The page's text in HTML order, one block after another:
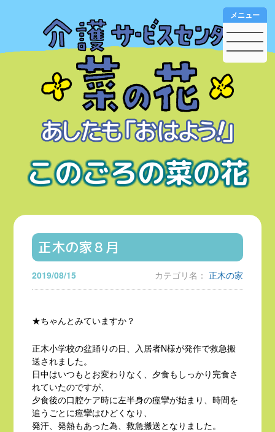
このごろの菜の花
メニュー
正木の家８月
2019/08/15 カテゴリ名： 正木の家
★ちゃんとみていますか？
正木小学校の盆踊りの日、入居者N様が発作で救急搬
送されました。
日中はいつもとお変わりなく、夕食もしっかり完食さ
れていたのですが、
夕食後の口腔ケア時に左半身の痙攣が始まり、時間を
追うごとに痙攣はひどくなり、
発汗、発熱もあった為、救急搬送となりました。